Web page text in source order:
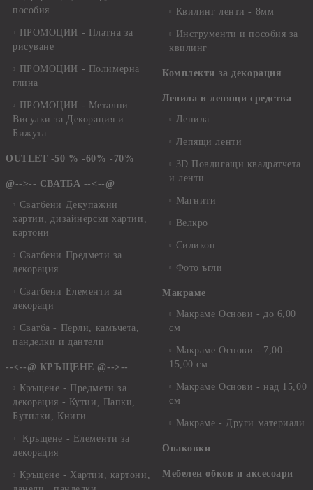
пособия
ПРОМОЦИИ - Платна за
рисуване
ПРОМОЦИИ - Полимерна
глина
ПРОМОЦИИ - Метални
Висулки за Декорация и
Бижута
OUTLET -50 % -60% -70%
@-->-- СВАТБА --<--@
Сватбени Декупажни
хартии, дизайнерски хартии,
картони
Сватбени Предмети за
декорация
Сватбени Елементи за
декораци
Сватба - Перли, камъчета,
панделки и дантели
--<--@ КРЪЩЕНЕ @-->--
Кръщене - Предмети за
декорация - Кутии, Папки,
Бутилки, Книги
Кръщене - Елементи за
декорация
Кръщене - Хартии, картони,
Квилинг ленти - 8мм
Инструменти и пособия за
квилинг
Комплекти за декорация
Лепила и лепящи средства
Лепила
Лепящи ленти
3D Повдигащи квадратчета
и ленти
Магнити
Велкро
Силикон
Фото ъгли
Макраме
Макраме Основи - до 6,00
см
Макраме Основи - 7,00 -
15,00 см
Макраме Основи - над 15,00
см
Макраме - Други материали
Опаковки
Мебелен обков и аксесоари